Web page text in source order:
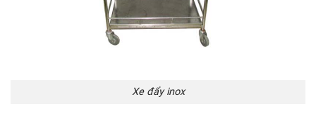
Xe đẩy inox